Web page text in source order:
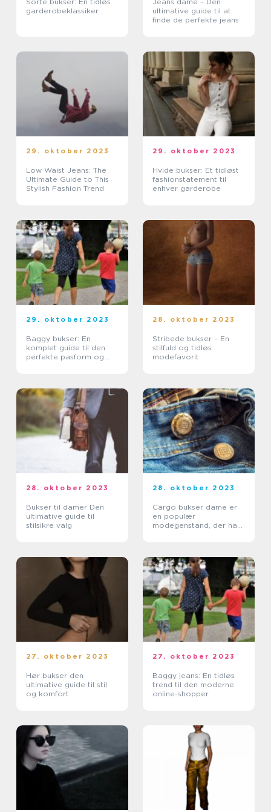
garderobeklassiker
ultimative guide til at
finde de perfekte jeans
29. oktober 2023
Low Waist Jeans: The
Ultimate Guide to This
Stylish Fashion Trend
29. oktober 2023
Hvide bukser: Et tidløst
fashionstatement til
enhver garderobe
29. oktober 2023
Baggy bukser: En
komplet guide til den
perfekte pasform og
28. oktober 2023
Stribede bukser – En
stilfuld og tidløs
modefavorit
28. oktober 2023
Bukser til damer Den
ultimative guide til
stilsikre valg
28. oktober 2023
Cargo bukser dame er
en populær
modegenstand, der har
27. oktober 2023
Hør bukser den
ultimative guide til stil
og komfort
27. oktober 2023
Baggy jeans: En tidløs
trend til den moderne
online-shopper